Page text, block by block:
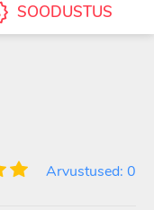
SOODUSTUS
Arvustused: 0